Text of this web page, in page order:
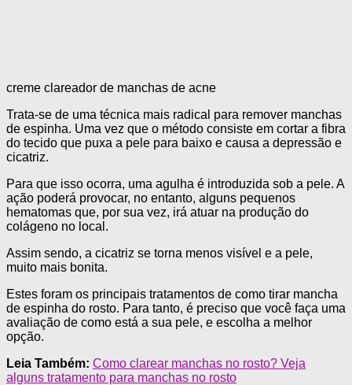
creme clareador de manchas de acne
Trata-se de uma técnica mais radical para remover manchas
de espinha. Uma vez que o método consiste em cortar a fibra
do tecido que puxa a pele para baixo e causa a depressão e
cicatriz.
Para que isso ocorra, uma agulha é introduzida sob a pele. A
ação poderá provocar, no entanto, alguns pequenos
hematomas que, por sua vez, irá atuar na produção do
colágeno no local.
Assim sendo, a cicatriz se torna menos visível e a pele,
muito mais bonita.
Estes foram os principais tratamentos de como tirar mancha
de espinha do rosto. Para tanto, é preciso que você faça uma
avaliação de como está a sua pele, e escolha a melhor
opção.
Leia Também: Como clarear manchas no rosto? Veja
alguns tratamento para manchas no rosto